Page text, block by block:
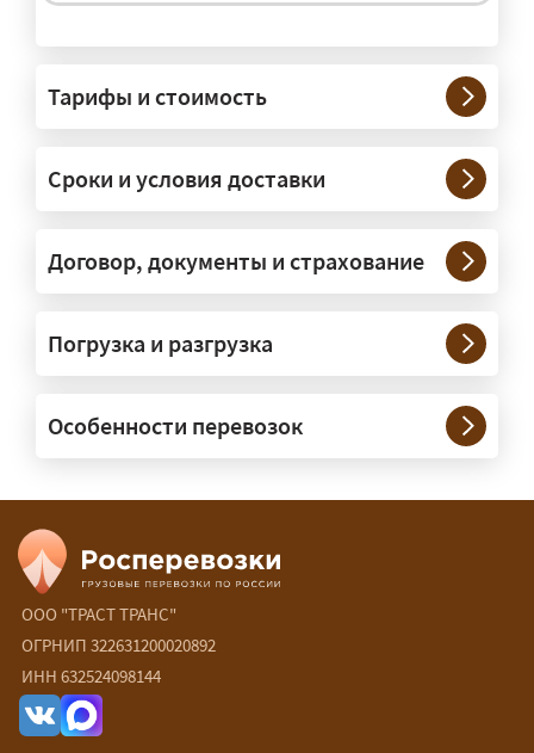
— На тралах и низкорамниках —
платформах, рассчитанных на
крупногабаритную технику и
конструкции. Транспорт подбираем
под конкретные размеры и вес груза.
сопровождение?
организуем. Потребность в машинах
прикрытия зависит от габаритов
груза и маршрута; это определяется
Сколько стоит перевозка
негабарита?
— От 90 ₽/км. Точная стоимость
рассчитывается индивидуально:
влияют габариты и вес груза,
Тарифы и стоимость
Сроки и условия доставки
Договор, документы и страхование
Погрузка и разгрузка
Особенности перевозок
ООО "ТРАСТ ТРАНС"
ОГРНИП 322631200020892
ИНН 632524098144